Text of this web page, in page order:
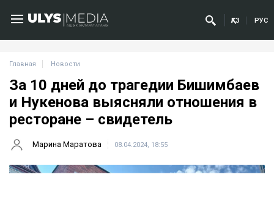
ҚАЗ РУС
Главная Новости
За 10 дней до трагедии Бишимбаев
и Нукенова выясняли отношения в
ресторане – свидетель
Марина Маратова 08.04.2024, 18:55